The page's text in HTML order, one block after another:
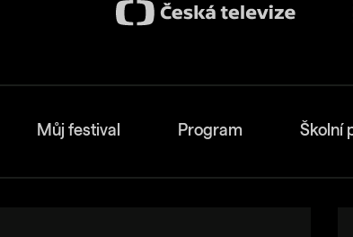
Můj festival Program Školní